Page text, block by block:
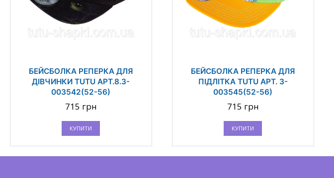
БЕЙСБОЛКА РЕПЕРКА ДЛЯ
ДІВЧИНКИ TUTU АРТ.8.3-
003542(52-56)
715 грн
КУПИТИ
БЕЙСБОЛКА РЕПЕРКА ДЛЯ
ПІДЛІТКА TUTU АРТ. 3-
003545(52-56)
715 грн
КУПИТИ